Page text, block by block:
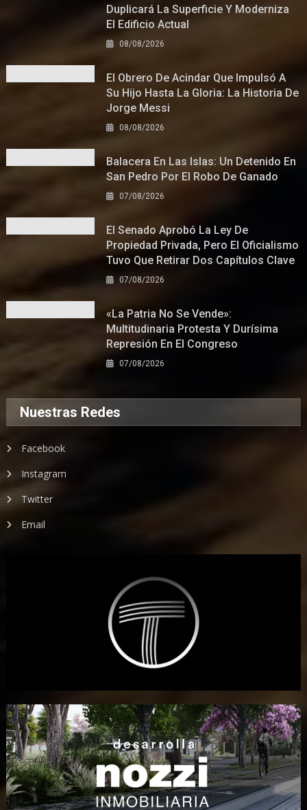
Duplicará La Superficie Y Moderniza
El Edificio Actual
08/08/2026
El Obrero De Acindar Que Impulsó A
Su Hijo Hasta La Gloria: La Historia De
Jorge Messi
08/08/2026
Balacera En Las Islas: Un Detenido En
San Pedro Por El Robo De Ganado
07/08/2026
El Senado Aprobó La Ley De
Propiedad Privada, Pero El Oficialismo
Tuvo Que Retirar Dos Capítulos Clave
07/08/2026
«La Patria No Se Vende»:
Multitudinaria Protesta Y Durísima
Represión En El Congreso
07/08/2026
Nuestras Redes
Facebook
Instagram
Twitter
Email